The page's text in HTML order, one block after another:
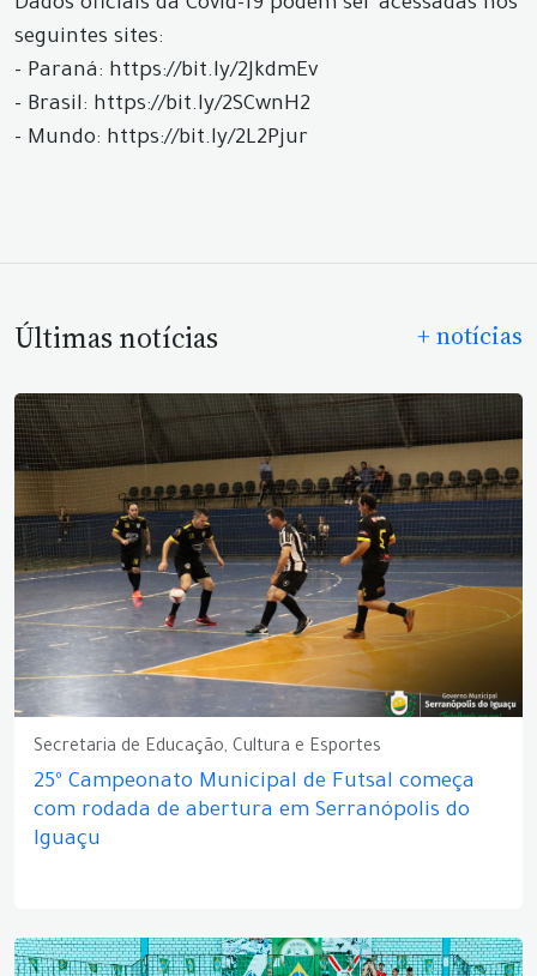
Dados oficiais da Covid-19 podem ser acessadas nos
seguintes sites:
- Paraná: https://bit.ly/2JkdmEv
- Brasil: https://bit.ly/2SCwnH2
- Mundo: https://bit.ly/2L2Pjur
Últimas notícias + notícias
Secretaria de Educação, Cultura e Esportes
25º Campeonato Municipal de Futsal começa
com rodada de abertura em Serranópolis do
Iguaçu